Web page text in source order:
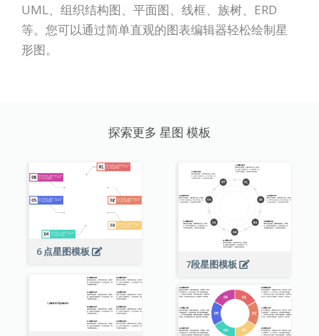
UML、组织结构图、平面图、线框、族树、ERD
等。您可以通过简单直观的图表编辑器轻松绘制星
形图。
探索更多 星图 模板
6 点星图模板
7段星图模板